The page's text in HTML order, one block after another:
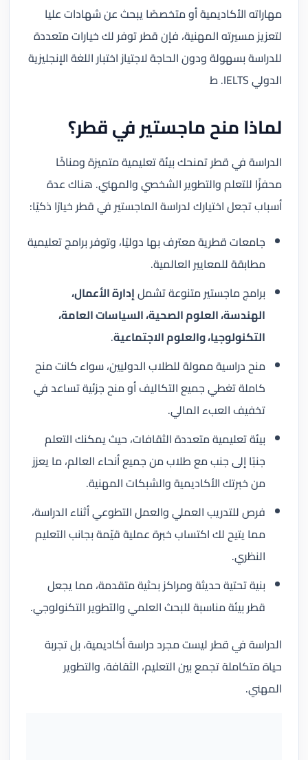
مهاراته الأكاديمية أو متخصصًا يبحث عن شهادات عليا
لتعزيز مسيرته المهنية، فإن قطر توفر لك خيارات متعددة
للدراسة بسهولة ودون الحاجة لاجتياز اختبار اللغة الإنجليزية
الدولي IELTS. ط
لماذا منح ماجستير في قطر؟
الدراسة في قطر تمنحك بيئة تعليمية متميزة ومناخًا
محفزًا للتعلم والتطوير الشخصي والمهني. هناك عدة
أسباب تجعل اختيارك لدراسة الماجستير في قطر خيارًا ذكيًا:
جامعات قطرية معترف بها دوليًا، وتوفر برامج تعليمية
مطابقة للمعايير العالمية.
برامج ماجستير متنوعة تشملإدارة الأعمال،
الهندسة، العلوم الصحية، السياسات العامة،
التكنولوجيا، والعلوم الاجتماعية.
منح دراسية ممولة للطلاب الدوليين، سواء كانت منح
كاملة تغطي جميع التكاليف أو منح جزئية تساعد في
تخفيف العبء المالي.
بيئة تعليمية متعددة الثقافات، حيث يمكنك التعلم
جنبًا إلى جنب مع طلاب من جميع أنحاء العالم، ما يعزز
من خبرتك الأكاديمية والشبكات المهنية.
فرص للتدريب العملي والعمل التطوعي أثناء الدراسة،
مما يتيح لك اكتساب خبرة عملية قيّمة بجانب التعليم
النظري.
بنية تحتية حديثة ومراكز بحثية متقدمة، مما يجعل
قطر بيئة مناسبة للبحث العلمي والتطوير التكنولوجي.
الدراسة في قطر ليست مجرد دراسة أكاديمية، بل تجربة
حياة متكاملة تجمع بين التعليم، الثقافة، والتطوير
المهني.